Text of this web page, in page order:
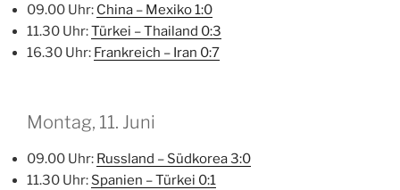
09.00 Uhr: China – Mexiko1:0
11.30 Uhr:Türkei – Thailand 0:3
16.30 Uhr: Frankreich – Iran 0:7
Montag, 11. Juni
09.00 Uhr: Russland – Südkorea3:0
11.30 Uhr: Spanien – Türkei 0:1